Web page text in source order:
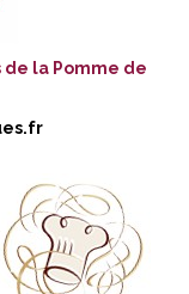
la Pomme de